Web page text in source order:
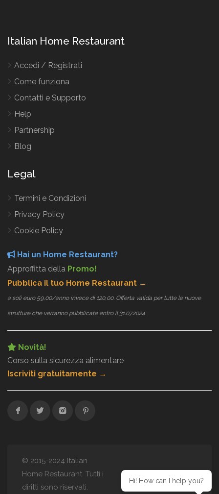
Italian Home Restaurant
Accedi / Registrati
Come funziona
Contatti e Supporto
Help
Partnership
Blog
Legal
Termini e Condizioni
Privacy Policy
Cookie Policy
Hai un Home Restaurant?
Approffitta della Promo!
Pubblica il tuo Home Restaurant →
a soli euro 59,00/anno invece di 120,00. Offerta valida per tutte le nuove
strutture che verranno pubblicate entro il 31.07.2024.
Novità!
Corso sulla sicurezza alimentare
Iscriviti gratuitamente →
© 2015-2024 Italian
Home Restaurant. Tutti i
diritti sono riservati.
Hi! How can I help you?